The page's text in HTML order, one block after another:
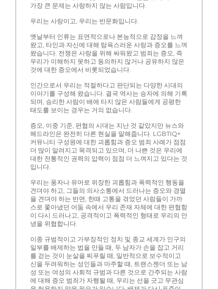
가장 큰 문제는 사랑하지 않는 사람입니다.
우리는 사랑이고, 우리는 반문화입니다.
옛날부터 인류는 표면적으로나 본능적으로 감정을 느껴
왔고, 타인과 자신에 대해 탐욕스러운 사랑과 증오를 느껴
왔습니다. 전쟁은 사랑을 위해 싸워왔고 범죄는 증오, 즉
우리가 이해하지 못하고 동의하지 않거나 공유하지 않은
것에 대한 증오에서 비롯되었습니다.
인간으로서 우리는 적절하다고 판단되는 다양한 시대의
이야기를 구성해 왔습니다. 결국 역사는 승자에 의해 기록
되며, 승리한 사람이 배에 타지 않은 사람들에게 공평한
태도를 보이는 경우는 거의 없습니다.
증오, 이중 기준, 편협의 시대는 지난 것 같았지만 뉴스와
헤드라인은 완전히 다른 현실을 말해줍니다. LGBTIQ+
커뮤니티 구성원에 대한 괴롭힘과 증오 범죄 사례가 점점
더 많이 알려지고 목격되고 있으며, 더 나쁜 것은 우리에
대한 전통적인 권력의 압력이 점점 더 느껴지고 있다는 것
입니다.
우리는 풍자나 유머로 위장한 괴롭힘과 폭력적인 행동을
견뎌야 하고, 그들의 의사소통에서 드러나는 증오와 경멸
을 견뎌야 하는 반면, 한때 고통을 겪었던 사람들이 가까
스로 쫓아냈던 어둠 속에서 우리 존재 자체에 대한 편협함
이 다시 드러나고, 공격적이고 폭력적인 형태로 우리의 안
녕을 위협합니다.
이종 규범적이고 가부장적인 정치 및 종교 세계가 인구의
일부를 배제하는 법을 만들 때, 두 남자가 손을 잡고 거리
를 걷는 것이 눈살을 찌푸릴 때, 일반적으로 보수적이고
신을 두려워하는 성인들과 마주할 때, 트랜스젠더 또는 남
성 또는 여성의 사회적 규범과 다른 것으로 간주되는 사람
에 대해 증오 범죄가 자행될 때, 우리는 선을 긋고 무관심